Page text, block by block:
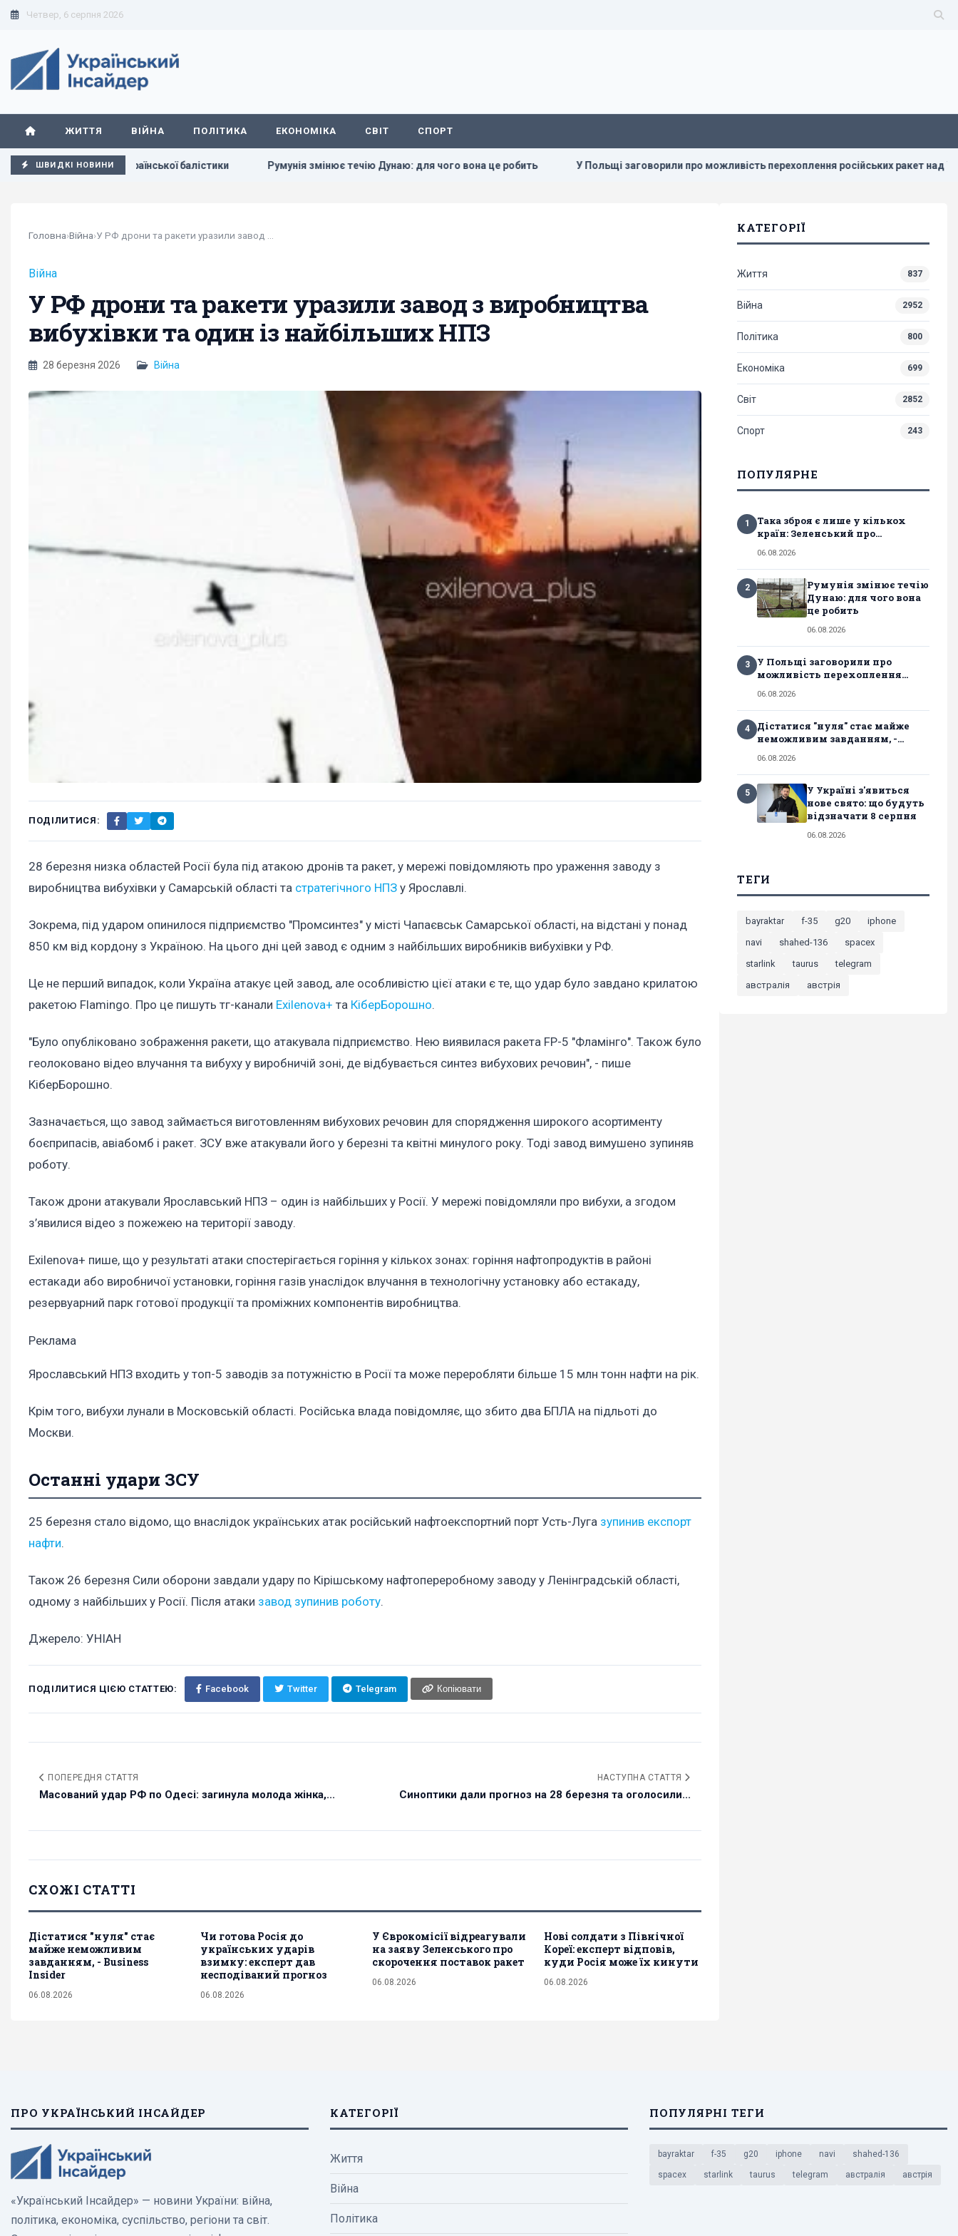
Четвер, 6 серпня 2026
ЖИТТЯ ВІЙНА ПОЛІТИКА ЕКОНОМІКА СВІТ СПОРТ
ШВИДКІ НОВИНИ
української балістики Румунія змінює течію Дунаю: для чого вона це робить У Польщі заговорили про можливість перехоплення російських ракет над Україною, -
Головна›Війна›
Війна
У РФ дрони та ракети уразили завод з виробництва
вибухівки та один із найбільших НПЗ
28 березня 2026 Війна
ПОДІЛИТИСЯ:
28 березня низка областей Росії була під атакою дронів та ракет, у мережі повідомляють про ураження заводу з
виробництва вибухівки у Самарській області та стратегічного НПЗ у Ярославлі.
Зокрема, під ударом опинилося підприємство "Промсинтез" у місті Чапаєвськ Самарської області, на відстані у понад
850 км від кордону з Україною. На цього дні цей завод є одним з найбільших виробників вибухівки у РФ.
Це не перший випадок, коли Україна атакує цей завод, але особливістю цієї атаки є те, що удар було завдано крилатою
ракетою Flamingo. Про це пишуть тг-канали Exilenova+ та КіберБорошно.
"Було опубліковано зображення ракети, що атакувала підприємство. Нею виявилася ракета FP-5 "Фламінго". Також було
геолоковано відео влучання та вибуху у виробничій зоні, де відбувається синтез вибухових речовин", - пише
КіберБорошно.
Зазначається, що завод займається виготовленням вибухових речовин для спорядження широкого асортименту
боєприпасів, авіабомб і ракет. ЗСУ вже атакували його у березні та квітні минулого року. Тоді завод вимушено зупиняв
роботу.
Також дрони атакували Ярославський НПЗ – один із найбільших у Росії. У мережі повідомляли про вибухи, а згодом
з’явилися відео з пожежею на території заводу.
Exilenova+ пише, що у результаті атаки спостерігається горіння у кількох зонах: горіння нафтопродуктів в районі
естакади або виробничої установки, горіння газів унаслідок влучання в технологічну установку або естакаду,
резервуарний парк готової продукції та проміжних компонентів виробництва.
Реклама
Ярославський НПЗ входить у топ-5 заводів за потужністю в Росії та може переробляти більше 15 млн тонн нафти на рік.
Крім того, вибухи лунали в Московській області. Російська влада повідомляє, що збито два БПЛА на підльоті до
Москви.
Останні удари ЗСУ
25 березня стало відомо, що внаслідок українських атак російський нафтоекспортний порт Усть-Луга зупинив експорт
нафти.
Також 26 березня Сили оборони завдали удару по Кірішському нафтопереробному заводу у Ленінградській області,
одному з найбільших у Росії. Після атаки завод зупинив роботу.
Джерело: УНІАН
ПОДІЛИТИСЯ ЦІЄЮ СТАТТЕЮ: Facebook Twitter Telegram Копіювати
ПОПЕРЕДНЯ СТАТТЯ
Масований удар РФ по Одесі: загинула молода жінка,...
НАСТУПНА СТАТТЯ
Синоптики дали прогноз на 28 березня та оголосили...
СХОЖІ СТАТТІ
Дістатися "нуля" стає
майже неможливим
завданням, - Business
Insider
06.08.2026
Чи готова Росія до
українських ударів
взимку: експерт дав
несподіваний прогноз
06.08.2026
У Єврокомісії відреагували
на заяву Зеленського про
скорочення поставок ракет
06.08.2026
Нові солдати з Північної
Кореї: експерт відповів,
куди Росія може їх кинути
06.08.2026
КАТЕГОРІЇ
Життя 837
Війна 2952
Політика 800
Економіка 699
Світ 2852
Спорт 243
ПОПУЛЯРНЕ
1
Така зброя є лише у кількох
країн: Зеленський про...
06.08.2026
2
Румунія змінює течію
Дунаю: для чого вона
це робить
06.08.2026
3
У Польщі заговорили про
можливість перехоплення...
06.08.2026
4
Дістатися "нуля" стає майже
неможливим завданням, -...
06.08.2026
5
У Україні з'явиться
нове свято: що будуть
відзначати 8 серпня
06.08.2026
ТЕГИ
bayraktar f-35 g20
iphone
navi
shahed-136
spacex
starlink
taurus
telegram
австралія
австрія
ПРО УКРАЇНСЬКИЙ ІНСАЙДЕР
«Український Інсайдер» — новини України: війна,
політика, економіка, суспільство, регіони та світ.
КАТЕГОРІЇ
Життя
Війна
Політика
ПОПУЛЯРНІ ТЕГИ
bayraktar f-35 g20 iphone navi shahed-136
spacex starlink taurus telegram австралія австрія